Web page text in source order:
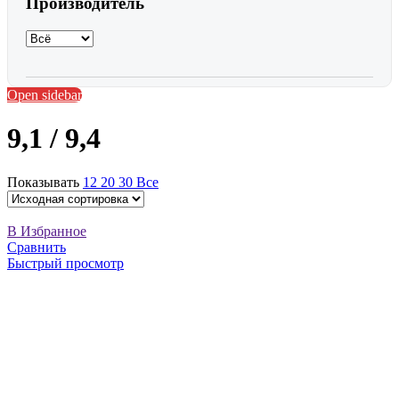
Open sidebar
9,1 / 9,4
Показывать 12 20 30 Все
В Избранное
Сравнить
Быстрый просмотр